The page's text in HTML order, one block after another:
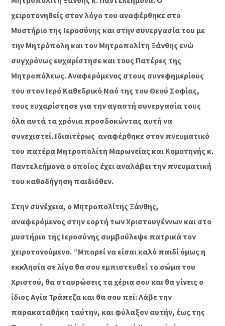
χειροτονηθείς στον λόγο του αναφέρθηκε στο
Μυστήριο της Ιεροσύνης και στην συνεργασία του με
την Μητρόπολη και τον Μητροπολίτη Ξάνθης ενώ
συγχρόνως ευχαρίστησε και τους Πατέρες της
Μητροπόλεως. Αναφερόμενος στους συνεφημερίους
του στον Ιερό Καθεδρικό Ναό της του Θεού Σοφίας,
τους ευχαρίστησε για την αγαστή συνεργασία τους
όλα αυτά τα χρόνια προσδοκώντας αυτή να
συνεχιστεί. Ιδιαιτέρως αναφέρθηκε στον πνευματικό
του πατέρα Μητροπολίτη Μαρωνείας και Κομοτηνής κ.
Παντελεήμονα ο οποίος έχει αναλάβει την πνευματική
του καθοδήγηση παιδιόθεν.
Στην συνέχεια, ο Μητροπολίτης Ξάνθης,
αναφερόμενος στην εορτή των Χριστουγέννων και στο
μυστήριο της Ιεροσύνης συμβούλεψε πατρικά τον
χειροτονούμενο. “Μπορεί να είσαι καλό παιδί όμως η
εκκλησία σε λίγο θα σου εμπιστευθεί το σώμα του
Χριστού, θα σταυρώσεις τα χέρια σου και θα γίνεις ο
ίδιος Αγία Τράπεζα και θα σου πεί: Λάβε την
παρακαταθήκη ταύτην, και φύλαξον αυτήν, έως της